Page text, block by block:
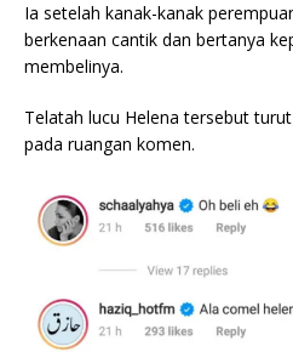
Ia setelah kanak-kanak
berkenaan cantik dan bertanya
membelinya.
Telatah lucu Helena tersebut
pada ruangan komen.